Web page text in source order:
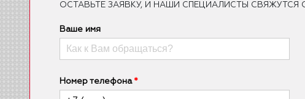
ОCТАВЬТЕ ЗАЯВКУ, И НАШИ СПЕЦИАЛИСТЫ
Ваше имя
Номер телефона